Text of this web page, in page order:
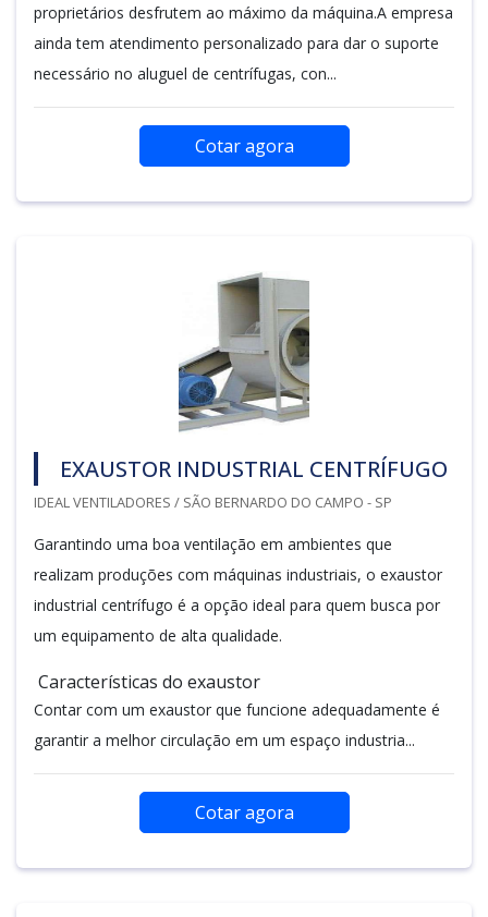
proprietários desfrutem ao máximo da máquina.A empresa
ainda tem atendimento personalizado para dar o suporte
necessário no aluguel de centrífugas, con...
Cotar agora
EXAUSTOR INDUSTRIAL CENTRÍFUGO
IDEAL VENTILADORES / SÃO BERNARDO DO CAMPO - SP
Garantindo uma boa ventilação em ambientes que
realizam produções com máquinas industriais, o exaustor
industrial centrífugo é a opção ideal para quem busca por
um equipamento de alta qualidade.
Características do exaustor
Contar com um exaustor que funcione adequadamente é
garantir a melhor circulação em um espaço industria...
Cotar agora